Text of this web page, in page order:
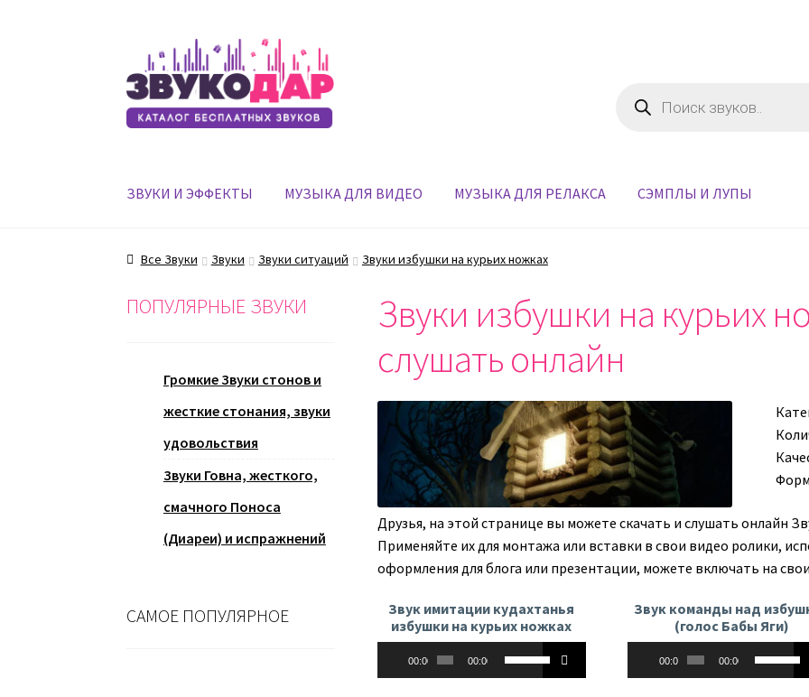
Перейти
к
навигации
Перейти
к
содержимому
товаров
ЗВУКИ И ЭФФЕКТЫ МУЗЫКА ДЛЯ ВИДЕО МУЗЫКА ДЛЯ РЕЛАКСА СЭМПЛЫ И ЛУПЫ
Все Звуки Звуки Звуки ситуаций Звуки избушки на курьих ножках
Звуки избушки на курьих
слушать онлайн
Друзья, на этой странице вы можете скачать и слушать онлайн
Применяйте их для монтажа или вставки в свои видео ролики,
оформления для блога или презентации, можете включать на
Звук имитации кудахтанья
избушки на курьих ножках
00:00 00:00
Звук команды над
(голос Бабы Яги)
00:00 00:00
ПОПУЛЯРНЫЕ ЗВУКИ
Громкие Звуки стонов и
жесткие стонания, звуки
удовольствия
Звуки Говна, жесткого,
смачного Поноса
(Диареи) и испражнений
САМОЕ ПОПУЛЯРНОЕ